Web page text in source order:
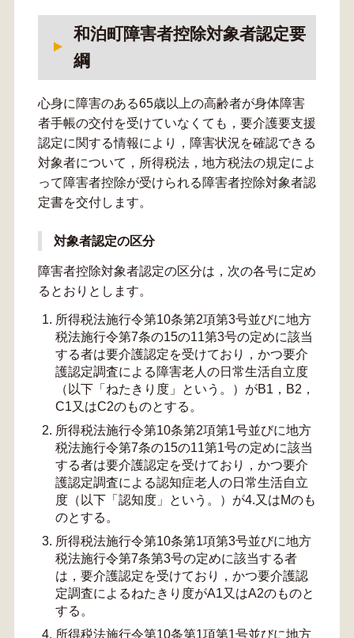
和泊町障害者控除対象者認定要
綱
心身に障害のある65歳以上の高齢者が身体障害
者手帳の交付を受けていなくても，要介護要支援
認定に関する情報により，障害状況を確認できる
対象者について，所得税法，地方税法の規定によ
って障害者控除が受けられる障害者控除対象者認
定書を交付します。
対象者認定の区分
障害者控除対象者認定の区分は，次の各号に定め
るとおりとします。
所得税法施行令第10条第2項第3号並びに地方
税法施行令第7条の15の11第3号の定めに該当
する者は要介護認定を受けており，かつ要介
護認定調査による障害老人の日常生活自立度
（以下「ねたきり度」という。）がB1，B2，
C1又はC2のものとする。
所得税法施行令第10条第2項第1号並びに地方
税法施行令第7条の15の11第1号の定めに該当
する者は要介護認定を受けており，かつ要介
護認定調査による認知症老人の日常生活自立
度（以下「認知度」という。）が4.又はMのも
のとする。
所得税法施行令第10条第1項第3号並びに地方
税法施行令第7条第3号の定めに該当する者
は，要介護認定を受けており，かつ要介護認
定調査によるねたきり度がA1又はA2のものと
する。
所得税法施行令第10条第1項第1号並びに地方